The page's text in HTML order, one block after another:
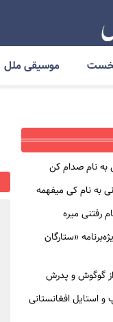
موسیقی ملل
به نام صدام کن
به نام کی میفهمه
رفتنی میره
«ستارگان
گوگوش و پدرش
استایل افغانستانی